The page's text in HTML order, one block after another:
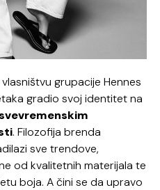
grupacije Hennes
gradio svoj identitet na
. Filozofija brenda
sve trendove,
od kvalitetnih materijala te
boja. A čini se da upravo